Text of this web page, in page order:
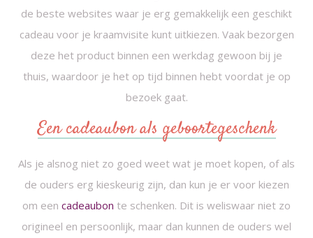
de beste websites waar je erg gemakkelijk een geschikt
cadeau voor je kraamvisite kunt uitkiezen. Vaak bezorgen
deze het product binnen een werkdag gewoon bij je
thuis, waardoor je het op tijd binnen hebt voordat je op
bezoek gaat.
Een cadeaubon als geboortegeschenk
Als je alsnog niet zo goed weet wat je moet kopen, of als
de ouders erg kieskeurig zijn, dan kun je er voor kiezen
om een cadeaubon te schenken. Dit is weliswaar niet zo
origineel en persoonlijk, maar dan kunnen de ouders wel